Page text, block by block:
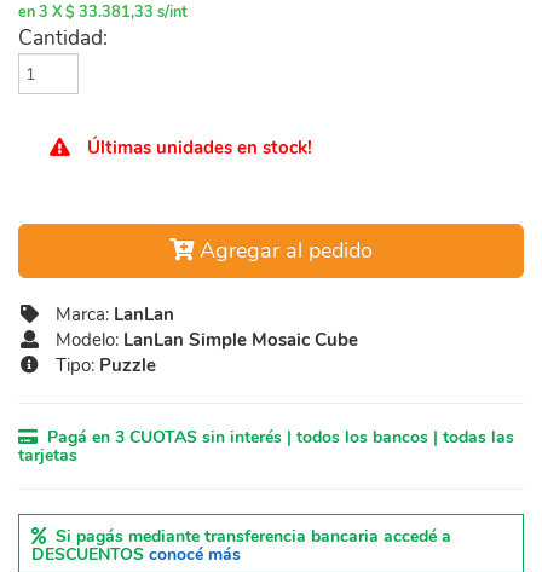
en 3 X $ 33.381,33 s/int
Cantidad:
Últimas unidades en stock!
Agregar al pedido
Marca: LanLan
Modelo: LanLan Simple Mosaic Cube
Tipo: Puzzle
Pagá en 3 CUOTAS sin interés | todos los bancos | todas las
tarjetas
Si pagás mediante transferencia bancaria accedé a
DESCUENTOS conocé más